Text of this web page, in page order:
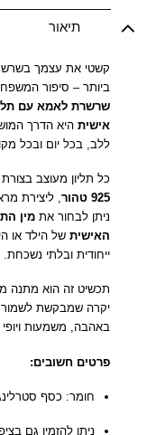
תיאור
קשטי את עצמך
ביותר – סיפור
שרשרת לאמא עם
אישיתהיא הדרך
ללב, בכל יום ובכל
כל תליון מעוצב בצורת
925 טהור
, ליצירת
ניתן לבחור את מין
האישיתשל הילד או
ייחודית ובלתי נשכחת.
תכשיט זה הוא מתנה
יקרה שמבקשת
באהבה, משמעות ויופי
פרטים חשובים:
חומר: כסף סטרלינג 925
ניתן להזמין גם